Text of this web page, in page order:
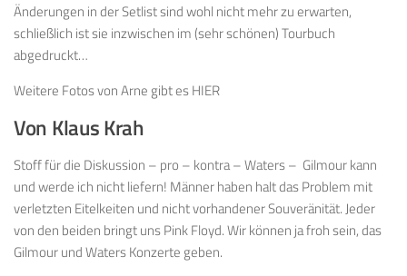
Änderungen in der Setlist sind wohl nicht mehr zu erwarten,
schließlich ist sie inzwischen im (sehr schönen) Tourbuch
abgedruckt…
Weitere Fotos von Arne gibt es HIER
Von Klaus Krah
Stoff für die Diskussion – pro – kontra – Waters – Gilmour kann
und werde ich nicht liefern! Männer haben halt das Problem mit
verletzten Eitelkeiten und nicht vorhandener Souveränität. Jeder
von den beiden bringt uns Pink Floyd. Wir können ja froh sein, das
Gilmour und Waters Konzerte geben.